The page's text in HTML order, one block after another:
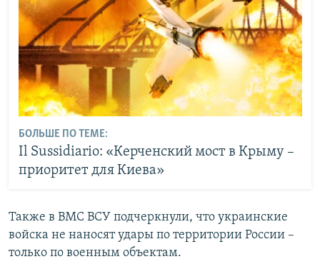
БОЛЬШЕ ПО ТЕМЕ:
Il Sussidiario: «Керченский мост в Крыму –
приоритет для Киева»
Также в ВМС ВСУ подчеркнули, что украинские
войска не наносят удары по территории России –
только по военным объектам.